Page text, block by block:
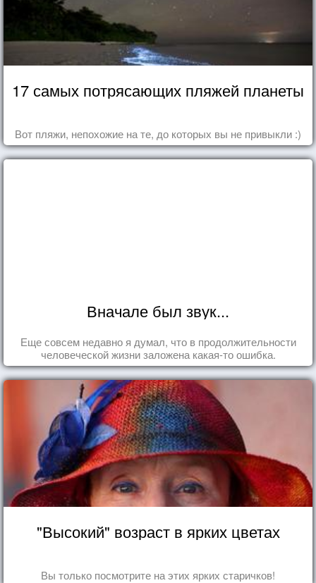
17 самых потрясающих пляжей планеты
Вот пляжи, непохожие на те, до которых вы не привыкли :)
Вначале был звук...
Еще совсем недавно я думал, что в продолжительности
человеческой жизни заложена какая-то ошибка.
"Высокий" возраст в ярких цветах
Вы только посмотрите на этих ярких старичков!